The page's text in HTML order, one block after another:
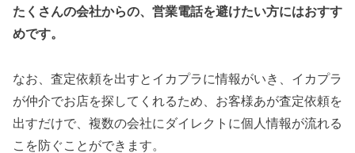
たくさんの会社からの、営業電話を避けたい方にはおすす
めです。
なお、査定依頼を出すとイカプラに情報がいき、イカプラ
が仲介でお店を探してくれるため、お客様あが査定依頼を
出すだけで、複数の会社にダイレクトに個人情報が流れる
こを防ぐことができます。